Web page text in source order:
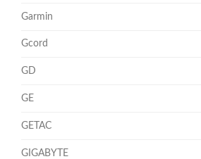
Garmin
Gcord
GD
GE
GETAC
GIGABYTE